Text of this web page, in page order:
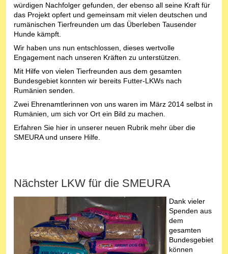
würdigen Nachfolger gefunden, der ebenso all seine Kraft für
das Projekt opfert und gemeinsam mit vielen deutschen und
rumänischen Tierfreunden um das Überleben Tausender
Hunde kämpft.
Wir haben uns nun entschlossen, dieses wertvolle
Engagement nach unseren Kräften zu unterstützen.
Mit Hilfe von vielen Tierfreunden aus dem gesamten
Bundesgebiet konnten wir bereits Futter-LKWs nach
Rumänien senden.
Zwei Ehrenamtlerinnen von uns waren im März 2014 selbst in
Rumänien, um sich vor Ort ein Bild zu machen.
Erfahren Sie hier in unserer neuen Rubrik mehr über die
SMEURA und unsere Hilfe.
Nächster LKW für die SMEURA
Dank vieler
Spenden aus
dem
gesamten
Bundesgebiet
können